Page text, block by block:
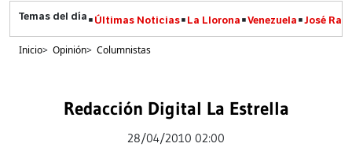
Últimas Noticias La Llorona Venezuela José
Inicio> Opinión> Columnistas
Redacción Digital La Estrella
28/04/2010 02:00